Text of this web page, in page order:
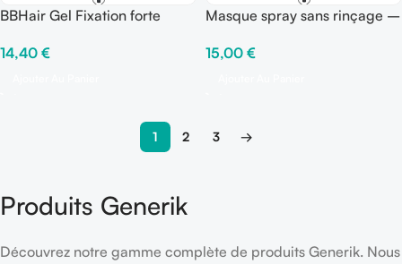
BBHair Gel Fixation forte
14,40 €
Masque spray sans rinçage –
15,00 €
1 2 3 →
Produits Generik
Découvrez notre gamme complète de produits Generik. Nous